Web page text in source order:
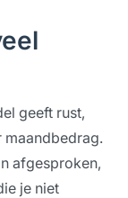
geeft rust,
maandbedrag.
afgesproken,
je niet